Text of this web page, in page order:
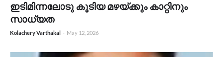
ഇടിമിന്നലോടു കൂടിയ മഴയ്ക്കും കാറ്റിനും
സാധ്യത
Kolachery Varthakal - May 12, 2026